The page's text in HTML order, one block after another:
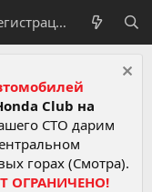
Регистрация
Club на
СТО дарим
горах (Смотра).
ОГРАНИЧЕНО!